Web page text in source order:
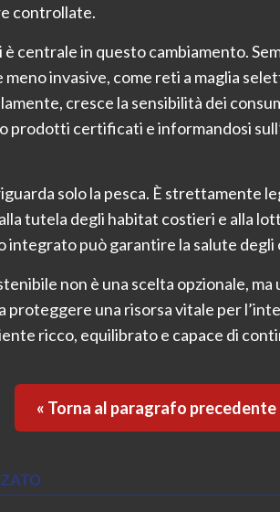
controllate.
centrale in questo cambiamento.
invasive, come reti a maglia
cresce la sensibilità dei
prodotti certificati e informandosi
solo la pesca. È strettamente
tutela degli habitat costieri e alla
integrato può garantire la salute
non è una scelta opzionale,
proteggere una risorsa vitale per
ricco, equilibrato e capace di
« Torna al paragrafo precedente